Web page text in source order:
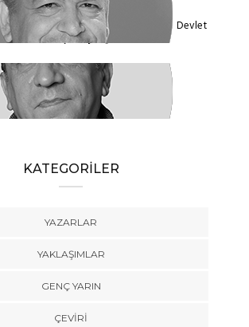
KADİR DADAN
Türkiye'nin Ekolojik Gerçekleri ve Yeni Devlet
Düzeni 1 - Güçler Ayrılığı
SÜLEYMAN KARAN
Öyle Bir 102 Yıl ki, 102 Farklı Biçimde
Anlatılabilir
KATEGORİLER
YAZARLAR
YAKLAŞIMLAR
GENÇ YARIN
ÇEVİRİ